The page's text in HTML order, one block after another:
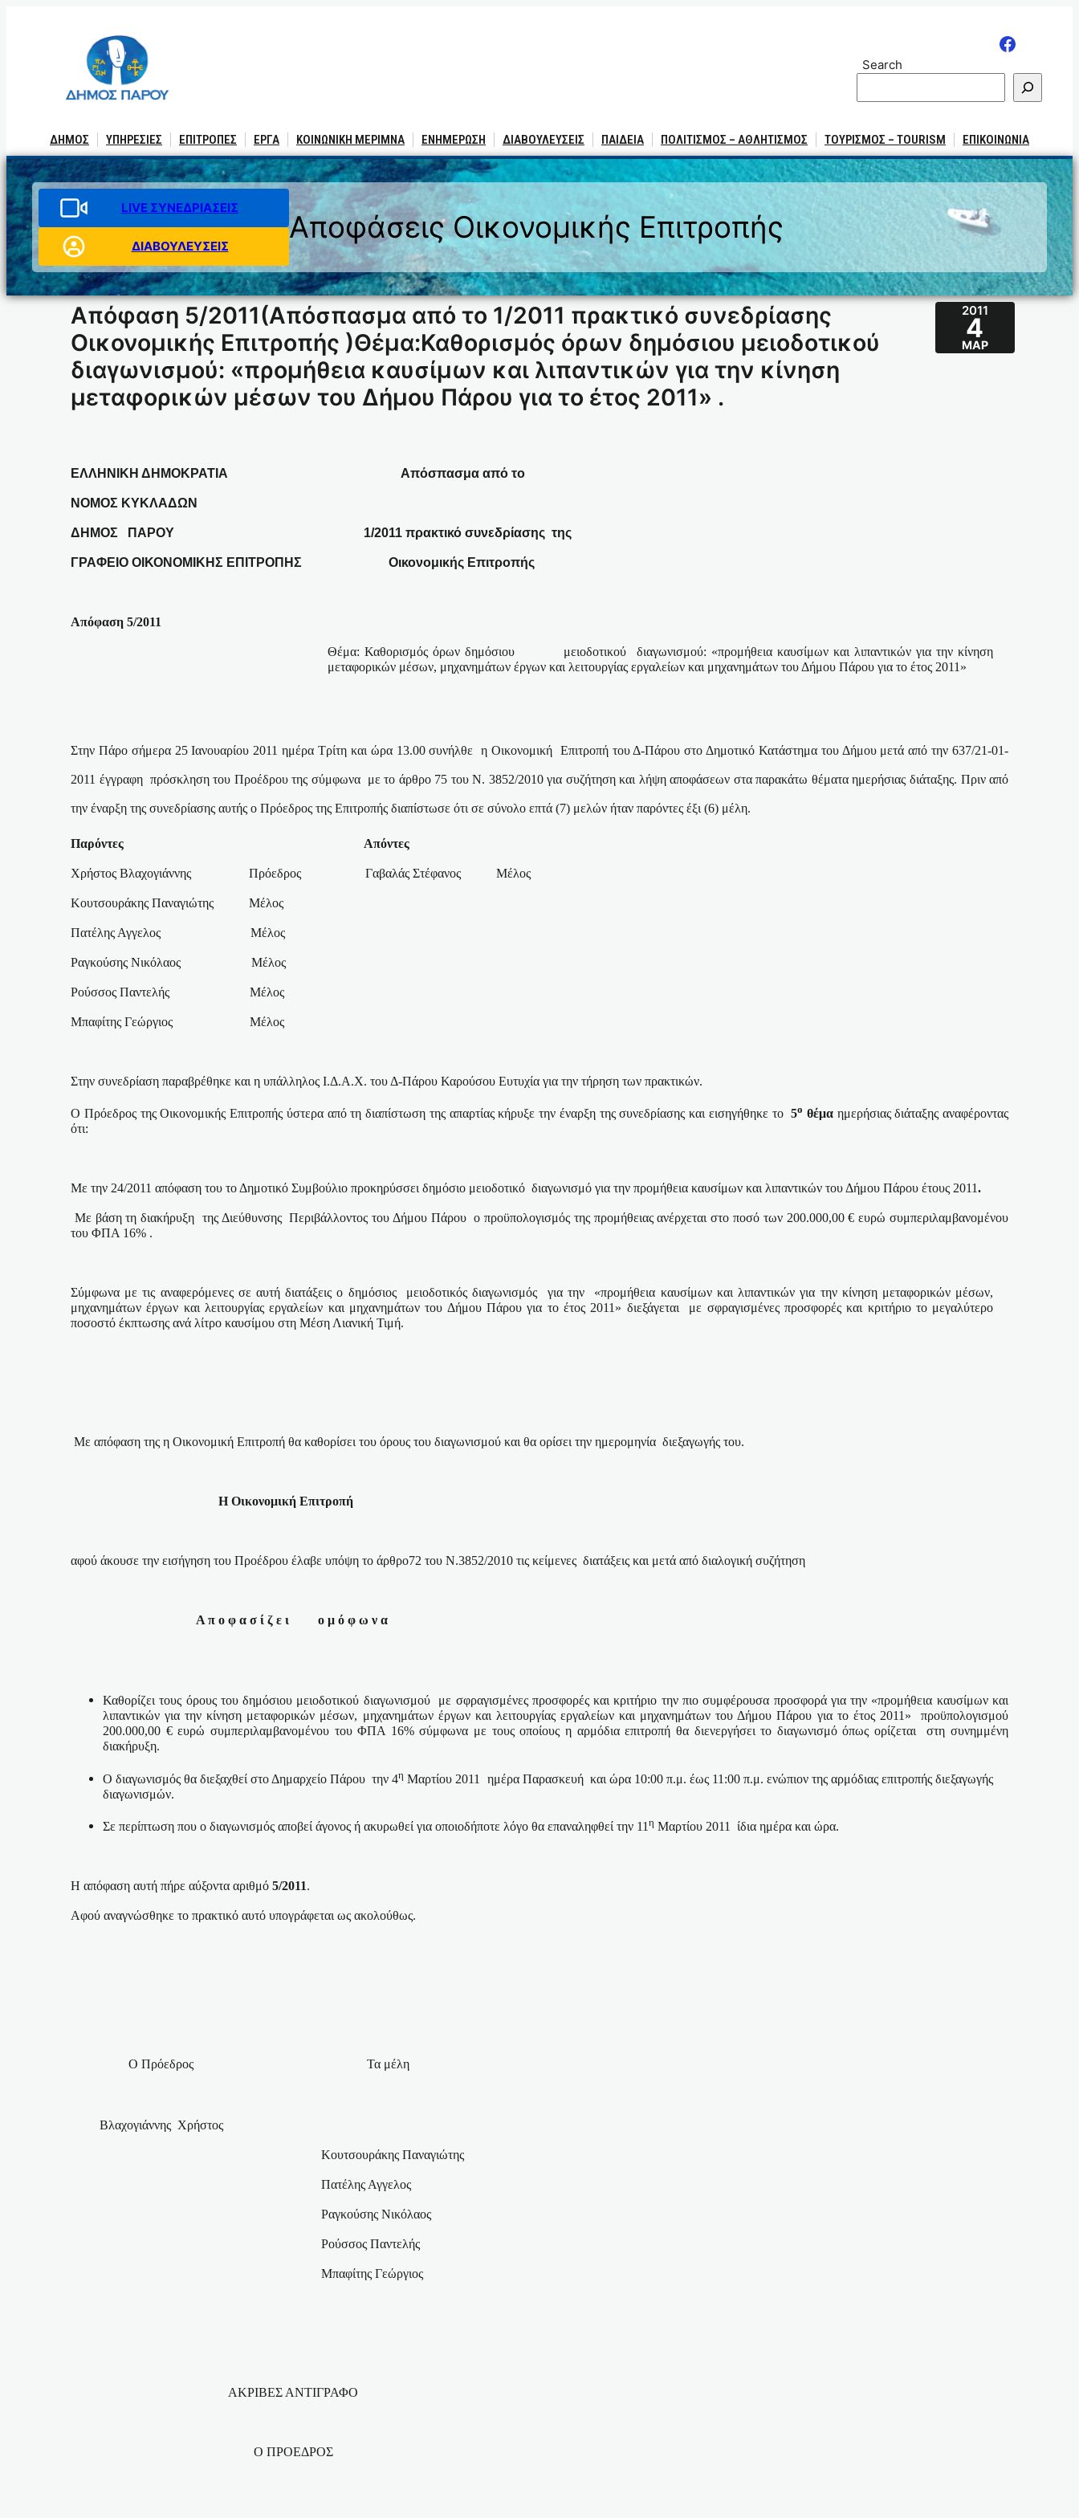
Search
ΔΗΜΟΣ ΥΠΗΡΕΣΙΕΣ ΕΠΙΤΡΟΠΕΣ ΕΡΓΑ ΚΟΙΝΩΝΙΚΗ ΜΕΡΙΜΝΑ ΕΝΗΜΕΡΩΣΗ ΔΙΑΒΟΥΛΕΥΣΕΙΣ ΠΑΙΔΕΙΑ ΠΟΛΙΤΙΣΜΟΣ – ΑΘΛΗΤΙΣΜΟΣ ΤΟΥΡΙΣΜΟΣ – TOURISM ΕΠΙΚΟΙΝΩΝΙΑ
LIVE ΣΥΝΕΔΡΙΑΣΕΙΣ
ΔΙΑΒΟΥΛΕΥΣΕΙΣ
Αποφάσεις Οικονομικής Επιτροπής
Απόφαση 5/2011(Απόσπασμα από το 1/2011 πρακτικό συνεδρίασης
Οικονομικής Επιτροπής )Θέμα:Καθορισμός όρων δημόσιου μειοδοτικού
διαγωνισμού: «προμήθεια καυσίμων και λιπαντικών για την κίνηση
μεταφορικών μέσων του Δήμου Πάρου για το έτος 2011» .
2011
4
ΜΑΡ
ΕΛΛΗΝΙΚΗ ΔΗΜΟΚΡΑΤΙΑ Απόσπασμα από το
ΝΟΜΟΣ ΚΥΚΛΑΔΩΝ
ΔΗΜΟΣ ΠΑΡΟΥ 1/2011 πρακτικό συνεδρίασης της
ΓΡΑΦΕΙΟ ΟΙΚΟΝΟΜΙΚΗΣ ΕΠΙΤΡΟΠΗΣ Οικονομικής Επιτροπής
Απόφαση 5/2011
Θέμα: Καθορισμός όρων δημόσιου μειοδοτικού
διαγωνισμού: «προμήθεια καυσίμων και λιπαντικών για την κίνηση
μεταφορικών μέσων, μηχανημάτων έργων και λειτουργίας εργαλείων και μηχανημάτων του Δήμου Πάρου για το έτος 2011»
Στην Πάρο σήμερα 25 Ιανουαρίου 2011 ημέρα Τρίτη και ώρα 13.00 συνήλθε η Οικονομική Επιτροπή του Δ-Πάρου στο Δημοτικό Κατάστημα του Δήμου μετά από την 637/21-01-
2011 έγγραφη πρόσκληση του Προέδρου της σύμφωνα με το άρθρο 75 του Ν. 3852/2010 για συζήτηση και λήψη αποφάσεων στα παρακάτω θέματα ημερήσιας διάταξης. Πριν από
την έναρξη της συνεδρίασης αυτής ο Πρόεδρος της Επιτροπής διαπίστωσε ότι σε σύνολο επτά (7) μελών ήταν παρόντες έξι (6) μέλη.
Παρόντες Απόντες
Χρήστος Βλαχογιάννης Πρόεδρος Γαβαλάς Στέφανος Μέλος
Κουτσουράκης Παναγιώτης Μέλος
Πατέλης Αγγελος Μέλος
Ραγκούσης Νικόλαος Μέλος
Ρούσσος Παντελής Μέλος
Μπαφίτης Γεώργιος Μέλος
Στην συνεδρίαση παραβρέθηκε και η υπάλληλος Ι.Δ.Α.Χ. του Δ-Πάρου Καρούσου Ευτυχία για την τήρηση των πρακτικών.
Ο Πρόεδρος της Οικονομικής Επιτροπής ύστερα από τη διαπίστωση της απαρτίας κήρυξε την έναρξη της συνεδρίασης και εισηγήθηκε το 5ο θέμαημερήσιας διάταξης αναφέροντας
ότι:
Με την 24/2011 απόφαση του το Δημοτικό Συμβούλιο προκηρύσσει δημόσιο μειοδοτικό διαγωνισμό για την προμήθεια καυσίμων και λιπαντικών του Δήμου Πάρου έτους 2011.
Με βάση τη διακήρυξη της Διεύθυνσης Περιβάλλοντος του Δήμου Πάρου ο προϋπολογισμός της προμήθειας ανέρχεται στο ποσό των 200.000,00 € ευρώ συμπεριλαμβανομένου
του ΦΠΑ 16% .
Σύμφωνα με τις αναφερόμενες σε αυτή διατάξεις ο δημόσιος μειοδοτικός διαγωνισμός για την
«προμήθεια καυσίμων και λιπαντικών για την κίνηση μεταφορικών μέσων,
μηχανημάτων έργων και λειτουργίας εργαλείων και μηχανημάτων του Δήμου Πάρου για το έτος 2011» διεξάγεται
με σφραγισμένες προσφορές και κριτήριο το μεγαλύτερο
ποσοστό έκπτωσης ανά λίτρο καυσίμου στη Μέση Λιανική Τιμή.
Με απόφαση της η Οικονομική Επιτροπή θα καθορίσει του όρους του διαγωνισμού και θα ορίσει την ημερομηνία διεξαγωγής του.
Η Οικονομική Επιτροπή
αφού άκουσε την εισήγηση του Προέδρου έλαβε υπόψη το άρθρο72 του Ν.3852/2010 τις κείμενες διατάξεις και μετά από διαλογική συζήτηση
Α π ο φ α σ ί ζ ε ι ο μ ό φ ω ν α
Καθορίζει τους όρους του δημόσιου μειοδοτικού διαγωνισμού
με σφραγισμένες προσφορές και κριτήριο την πιο συμφέρουσα προσφορά για την «προμήθεια καυσίμων και
λιπαντικών για την κίνηση μεταφορικών μέσων, μηχανημάτων έργων και λειτουργίας εργαλείων και μηχανημάτων του Δήμου Πάρου για το έτος 2011»
προϋπολογισμού
200.000,00 € ευρώ συμπεριλαμβανομένου του ΦΠΑ 16% σύμφωνα με τους οποίους η αρμόδια επιτροπή θα διενεργήσει το διαγωνισμό όπως ορίζεται
στη συνημμένη
διακήρυξη.
Ο διαγωνισμός θα διεξαχθεί στο Δημαρχείο Πάρου την 4η Μαρτίου 2011 ημέρα Παρασκευή και ώρα 10:00 π.μ. έως 11:00 π.μ. ενώπιον της αρμόδιας επιτροπής διεξαγωγής
διαγωνισμών.
Σε περίπτωση που ο διαγωνισμός αποβεί άγονος ή ακυρωθεί για οποιοδήποτε λόγο θα επαναληφθεί την 11 η Μαρτίου 2011 ίδια ημέρα και ώρα.
Η απόφαση αυτή πήρε αύξοντα αριθμό 5/2011.
Αφού αναγνώσθηκε το πρακτικό αυτό υπογράφεται ως ακολούθως.
Ο Πρόεδρος Τα μέλη
Βλαχογιάννης Χρήστος
Κουτσουράκης Παναγιώτης
Πατέλης Αγγελος
Ραγκούσης Νικόλαος
Ρούσσος Παντελής
Μπαφίτης Γεώργιος
ΑΚΡΙΒΕΣ ΑΝΤΙΓΡΑΦΟ
Ο ΠΡΟΕΔΡΟΣ